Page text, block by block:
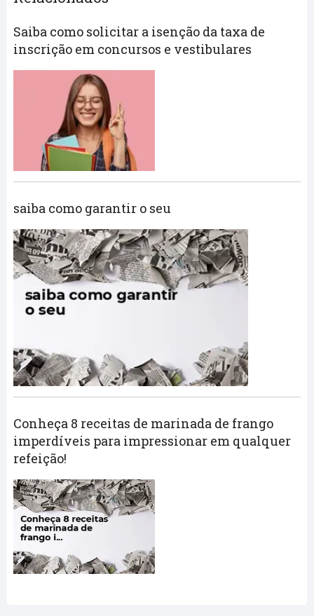
Saiba como solicitar a isenção da taxa de
inscrição em concursos e vestibulares
saiba como garantir o seu
Conheça 8 receitas de marinada de frango
imperdíveis para impressionar em qualquer
refeição!